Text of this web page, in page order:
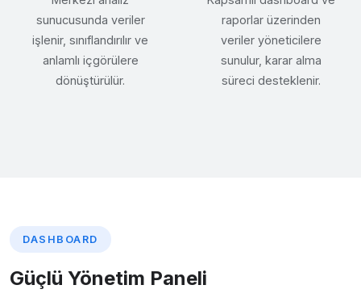
sunucusunda veriler
işlenir, sınıflandırılır ve
anlamlı içgörülere
dönüştürülür.
raporlar üzerinden
veriler yöneticilere
sunulur, karar alma
süreci desteklenir.
DASHBOARD
Güçlü Yönetim Paneli